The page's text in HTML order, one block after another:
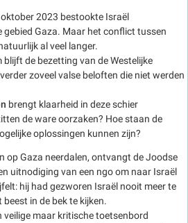
2023 bestookte Israël
Gaza. Maar het conflict tussen
al veel langer.
blijft de bezetting van de Westelijke
zoveel valse beloften die niet werden
brengt klaarheid in deze schier
de ware oorzaken? Hoe staan de
oplossingen kunnen zijn?
op Gaza neerdalen, ontvangt de Joodse
uitnodiging van een ngo om naar Israël
hij had gezworen Israël nooit meer te
in de bek te kijken.
veilige maar kritische toetsenbord